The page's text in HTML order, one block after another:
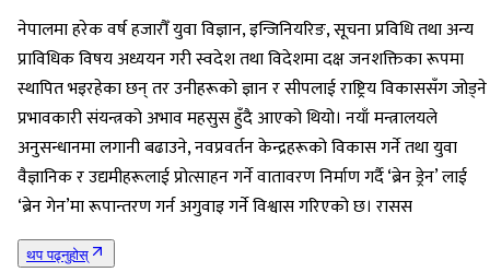
नेपालमा हरेक वर्ष हजारौँ युवा विज्ञान, इन्जिनियरिङ, सूचना प्रविधि तथा अन्य
प्राविधिक विषय अध्ययन गरी स्वदेश तथा विदेशमा दक्ष जनशक्तिका रूपमा
स्थापित भइरहेका छन् तर उनीहरूको ज्ञान र सीपलाई राष्ट्रिय विकाससँग जोड्ने
प्रभावकारी संयन्त्रको अभाव महसुस हुँदै आएको थियो। नयाँ मन्त्रालयले
अनुसन्धानमा लगानी बढाउने, नवप्रवर्तन केन्द्रहरूको विकास गर्ने तथा युवा
वैज्ञानिक र उद्यमीहरूलाई प्रोत्साहन गर्ने वातावरण निर्माण गर्दै ‘ब्रेन ड्रेन’ लाई
‘ब्रेन गेन’मा रूपान्तरण गर्न अगुवाइ गर्ने विश्वास गरिएको छ। रासस
थप पढ्नुहोस्